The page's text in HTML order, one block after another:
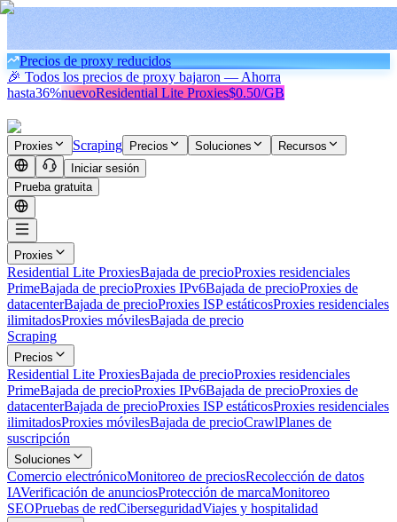
Precios de proxy reducidos
🎉 Todos los precios de proxy bajaron — Ahorra
hasta36%nuevoResidential Lite Proxies$0.50/GB
Proxies Scraping Precios Soluciones
Recursos
Iniciar sesión
Prueba gratuita
Proxies
Residential Lite ProxiesBajada de precioProxies residenciales
PrimeBajada de precioProxies IPv6Bajada de precioProxies de
datacenterBajada de precioProxies ISP estáticosProxies residenciales
ilimitadosProxies móvilesBajada de precio
Scraping
Precios
Residential Lite ProxiesBajada de precioProxies residenciales
PrimeBajada de precioProxies IPv6Bajada de precioProxies de
datacenterBajada de precioProxies ISP estáticosProxies residenciales
ilimitadosProxies móvilesBajada de precioCrawlPlanes de
suscripción
Soluciones
Comercio electrónicoMonitoreo de preciosRecolección de datos
IAVerificación de anunciosProtección de marcaMonitoreo
SEOPruebas de redCiberseguridadViajes y hospitalidad